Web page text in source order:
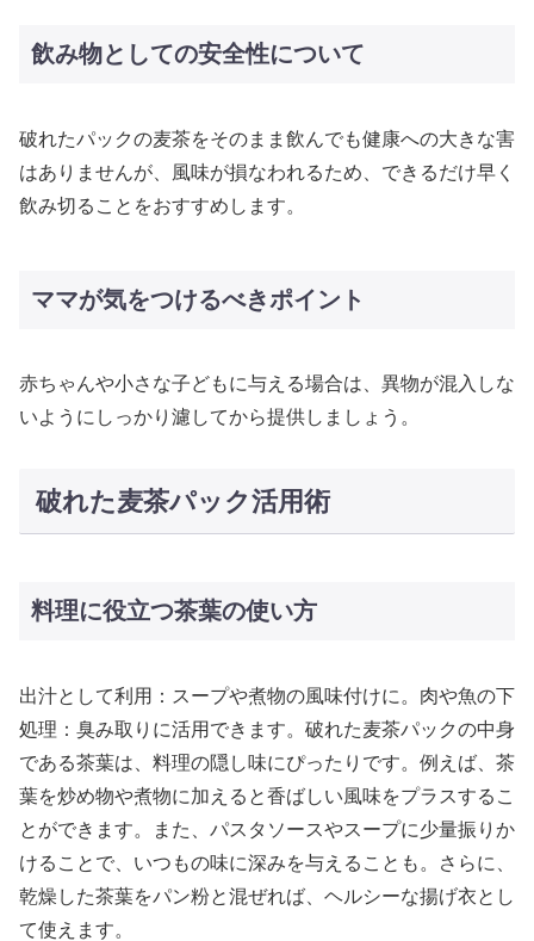
飲み物としての安全性について
破れたパックの麦茶をそのまま飲んでも健康への大きな害
はありませんが、風味が損なわれるため、できるだけ早く
飲み切ることをおすすめします。
ママが気をつけるべきポイント
赤ちゃんや小さな子どもに与える場合は、異物が混入しな
いようにしっかり濾してから提供しましょう。
破れた麦茶パック活用術
料理に役立つ茶葉の使い方
出汁として利用：スープや煮物の風味付けに。肉や魚の下
処理：臭み取りに活用できます。破れた麦茶パックの中身
である茶葉は、料理の隠し味にぴったりです。例えば、茶
葉を炒め物や煮物に加えると香ばしい風味をプラスするこ
とができます。また、パスタソースやスープに少量振りか
けることで、いつもの味に深みを与えることも。さらに、
乾燥した茶葉をパン粉と混ぜれば、ヘルシーな揚げ衣とし
て使えます。